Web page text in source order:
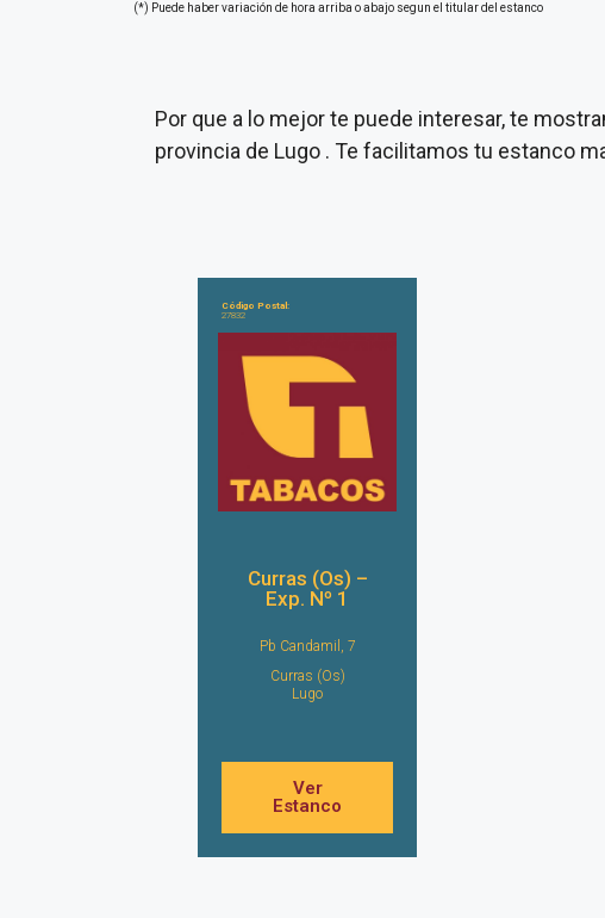
(*) Puede haber variación de hora arriba o abajo segun el titular del estanco
Por que a lo mejor te puede interesar, te
provincia de Lugo . Te facilitamos tu estanco
Código Postal:
27832
Curras (Os) –
Exp. Nº 1
Pb Candamil, 7
Curras (Os)
Lugo
Ver
Estanco